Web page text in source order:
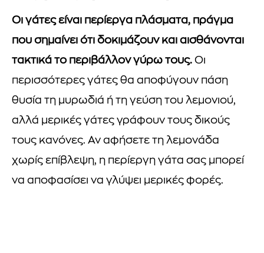
Οι γάτες είναι περίεργα πλάσματα, πράγμα
που σημαίνει ότι δοκιμάζουν και αισθάνονται
τακτικά το περιβάλλον γύρω τους. Οι
περισσότερες γάτες θα αποφύγουν πάση
θυσία τη μυρωδιά ή τη γεύση του λεμονιού,
αλλά μερικές γάτες γράφουν τους δικούς
τους κανόνες. Αν αφήσετε τη λεμονάδα
χωρίς επίβλεψη, η περίεργη γάτα σας μπορεί
να αποφασίσει να γλύψει μερικές φορές.